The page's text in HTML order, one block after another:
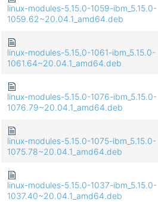
linux-modules-5.15.0-1059-ibm_5.15.0-
1059.62~20.04.1_amd64.deb
linux-modules-5.15.0-1061-ibm_5.15.0-
1061.64~20.04.1_amd64.deb
linux-modules-5.15.0-1076-ibm_5.15.0-
1076.79~20.04.1_amd64.deb
linux-modules-5.15.0-1075-ibm_5.15.0-
1075.78~20.04.1_amd64.deb
linux-modules-5.15.0-1037-ibm_5.15.0-
1037.40~20.04.1_amd64.deb